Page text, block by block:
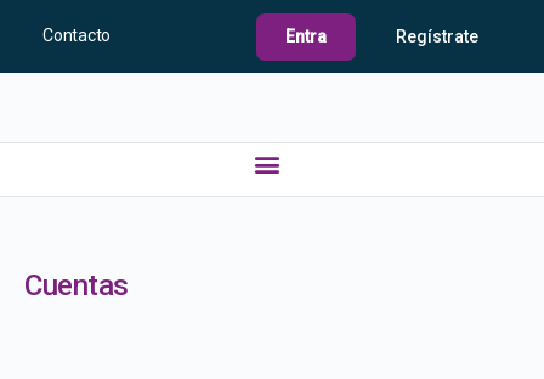
Contacto Entra Regístrate
Cuentas